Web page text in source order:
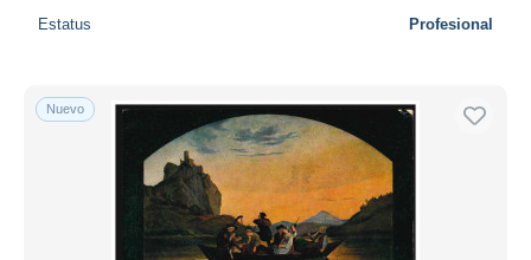
Estatus Profesional
Nuevo